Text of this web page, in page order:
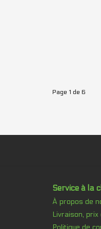
Page 1 de 6
Service à la
À propos de
Livraison,
Politique de